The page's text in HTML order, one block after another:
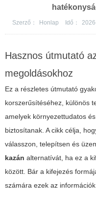
Szerző： Honlap Idő：
Hasznos útmutató
megoldásokhoz
Ez a részletes útmutató
korszerűsítéséhez, különös
amelyek környezettudatos
biztosítanak. A cikk célja,
válasszon, telepítsen és
kazán alternatívát, ha ez a
között. Bár a kifejezés
számára ezek az